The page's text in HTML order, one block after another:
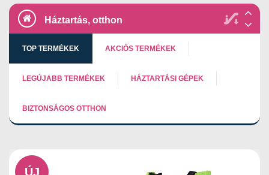
Háztartás, otthon
TOP TERMÉKEK AKCIÓS TERMÉKEK
LEGÚJABB TERMÉKEK HÁZTARTÁSI GÉPEK
BIZTONSÁGOS OTTHON
ÚJ